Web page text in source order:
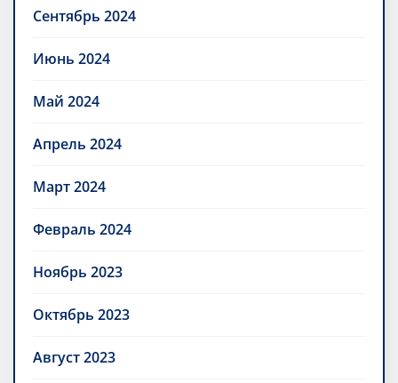
Сентябрь 2024
Июнь 2024
Май 2024
Апрель 2024
Март 2024
Февраль 2024
Ноябрь 2023
Октябрь 2023
Август 2023